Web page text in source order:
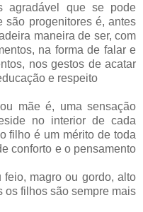
agradável que se pode
são progenitores é, antes
maneira de ser, com
na forma de falar e
nos gestos de acatar
e respeito
mãe é, uma sensação
no interior de cada
filho é um mérito de toda
conforto e o pensamento
magro ou gordo, alto
os filhos são sempre mais